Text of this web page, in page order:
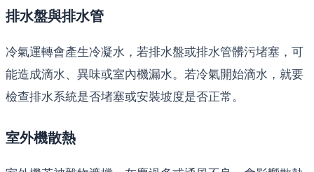
排水盤與排水管
冷氣運轉會產生冷凝水，若排水盤或排水管髒污堵塞，可
能造成滴水、異味或室內機漏水。若冷氣開始滴水，就要
檢查排水系統是否堵塞或安裝坡度是否正常。
室外機散熱